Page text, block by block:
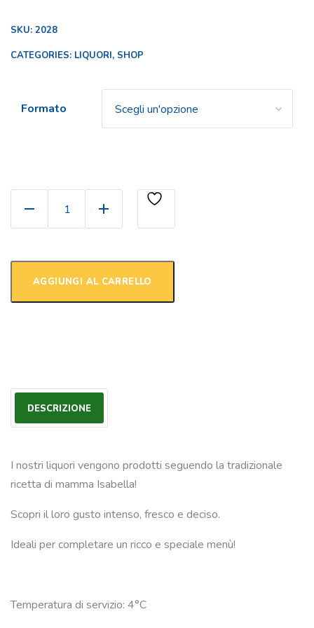
SKU: 2028
CATEGORIES: LIQUORI, SHOP
Formato
Lacrima del Vesuvio quantity
AGGIUNGI AL CARRELLO
DESCRIZIONE
I nostri liquori vengono prodotti seguendo la tradizionale
ricetta di mamma Isabella!
Scopri il loro gusto intenso, fresco e deciso.
Ideali per completare un ricco e speciale menù!
Temperatura di servizio: 4°C